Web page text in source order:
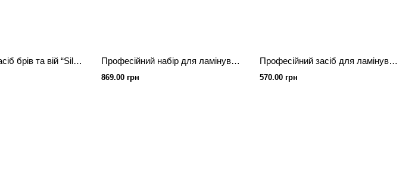
Доглядовий засіб брів та вій “Silky Pinky Repair” Професійний набір для ламінування вій та брів Nikk Mole 1+2+3
869.00 грн
Професійний засіб для ламінування вій та брів Nikk Mole 1+2
570.00 грн